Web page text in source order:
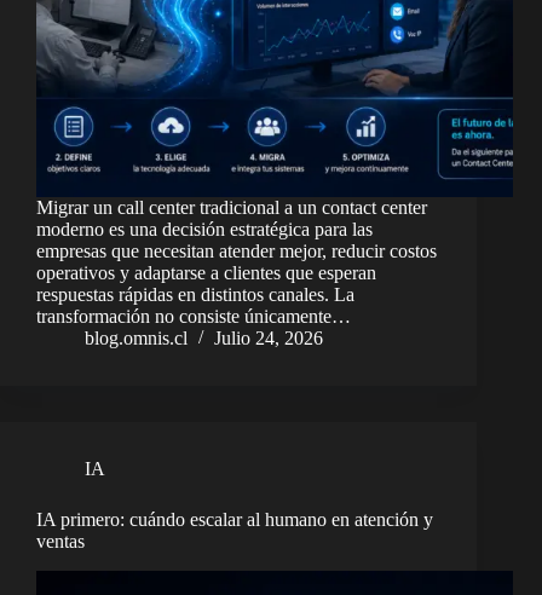
Migrar un call center tradicional a un contact center
moderno es una decisión estratégica para las
empresas que necesitan atender mejor, reducir costos
operativos y adaptarse a clientes que esperan
respuestas rápidas en distintos canales. La
transformación no consiste únicamente…
blog.omnis.cl
Julio 24, 2026
IA
IA primero: cuándo escalar al humano en atención y
ventas